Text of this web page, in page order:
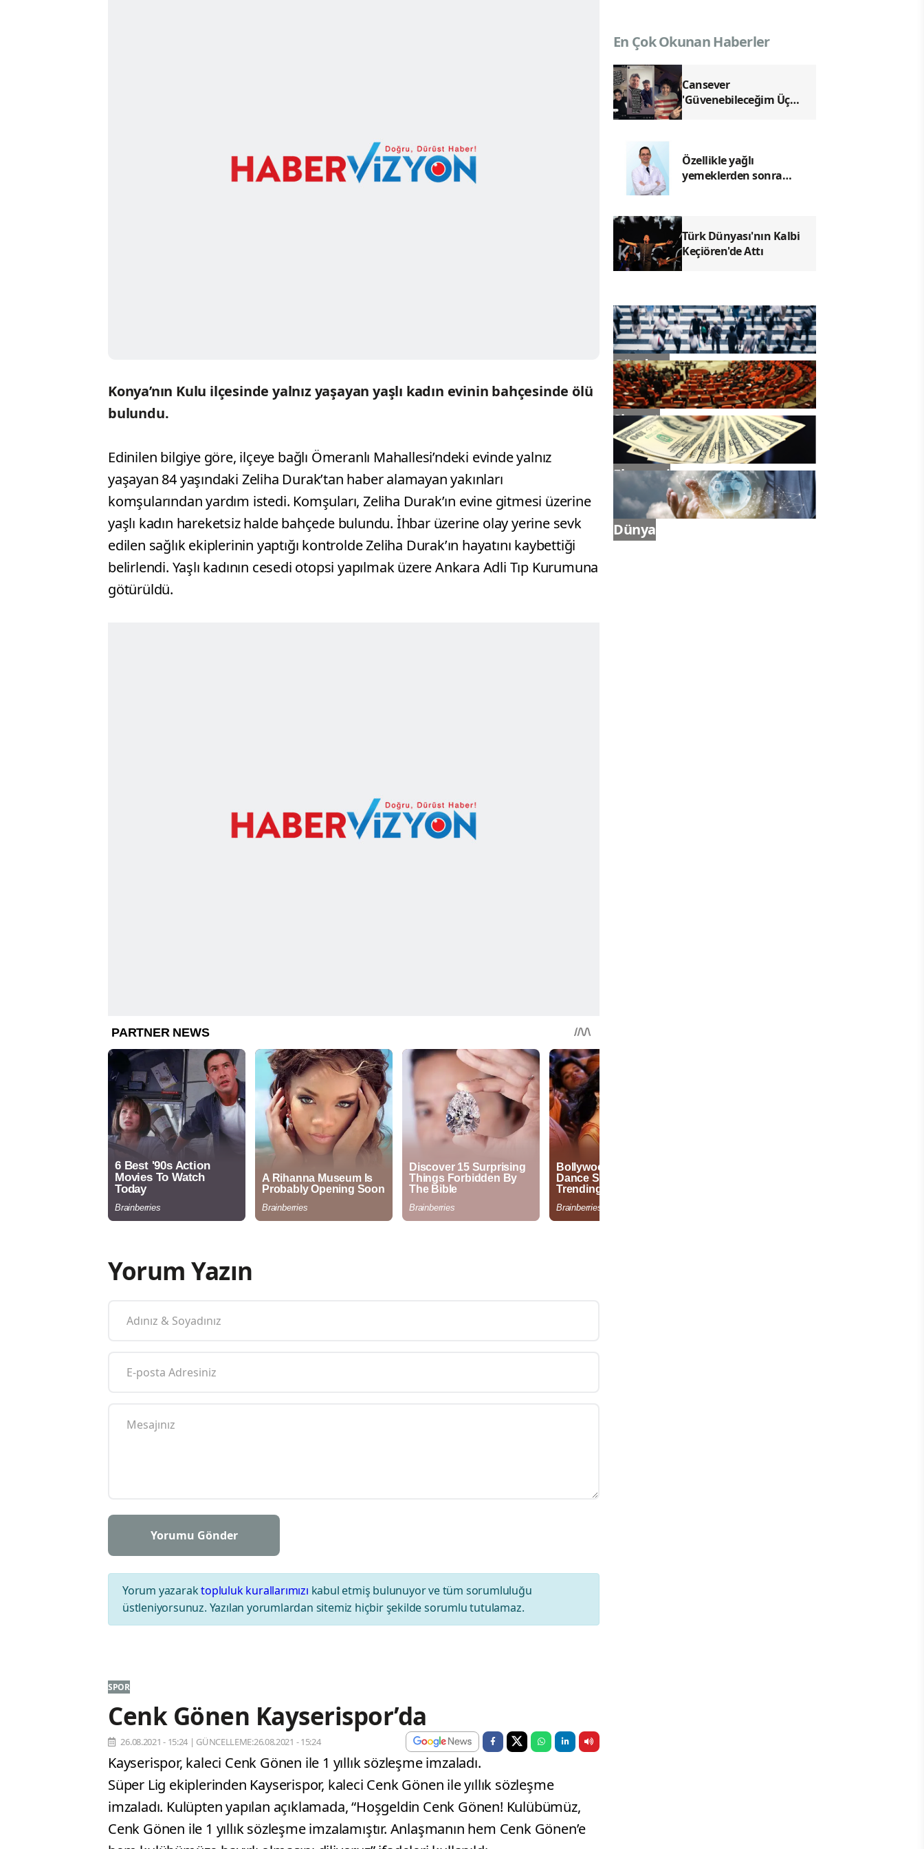
Konya’nın Kulu ilçesinde yalnız yaşayan yaşlı kadın evinin bahçesinde ölü
bulundu.
Edinilen bilgiye göre, ilçeye bağlı Ömeranlı Mahallesi’ndeki evinde yalnız
yaşayan 84 yaşındaki Zeliha Durak’tan haber alamayan yakınları
komşularından yardım istedi. Komşuları, Zeliha Durak’ın evine gitmesi üzerine
yaşlı kadın hareketsiz halde bahçede bulundu. İhbar üzerine olay yerine sevk
edilen sağlık ekiplerinin yaptığı kontrolde Zeliha Durak’ın hayatını kaybettiği
belirlendi. Yaşlı kadının cesedi otopsi yapılmak üzere Ankara Adli Tıp Kurumuna
götürüldü.
Yorum Yazın
Yorum yazaraktopluluk kurallarımızı kabul etmiş bulunuyor ve tüm sorumluluğu
üstleniyorsunuz. Yazılan yorumlardan sitemiz hiçbir şekilde sorumlu tutulamaz.
SPOR
Cenk Gönen Kayserispor’da
26.08.2021 - 15:24 | GÜNCELLEME:26.08.2021 - 15:24
Kayserispor, kaleci Cenk Gönen ile 1 yıllık sözleşme imzaladı.
Süper Lig ekiplerinden Kayserispor, kaleci Cenk Gönen ile yıllık sözleşme
imzaladı. Kulüpten yapılan açıklamada, “Hoşgeldin Cenk Gönen! Kulübümüz,
Cenk Gönen ile 1 yıllık sözleşme imzalamıştır. Anlaşmanın hem Cenk Gönen’e
En Çok Okunan Haberler
Cansever
'Güvenebileceğim Üç
Veda
Özellikle yağlı
yemeklerden sonra
Türk Dünyası'nın Kalbi
Keçiören'de Attı
Gündem
Siyaset
Ekonomi
Dünya